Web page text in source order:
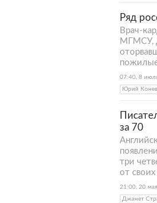
Ряд
Врач-
МГМСУ,
07:40, 8
Юрий Конев
за 70
три
от
21:00, 20
Джанет